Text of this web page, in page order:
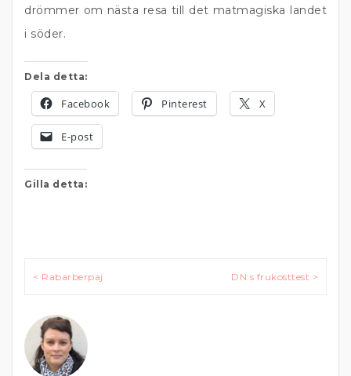
drömmer om nästa resa till det matmagiska landet
i söder.
Dela detta:
Facebook Pinterest X
E-post
Gilla detta:
Inläggsnavigering
< Rabarberpaj DN:s frukosttest >